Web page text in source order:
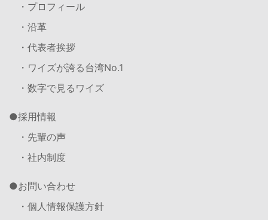
・プロフィール
・沿革
・代表者挨拶
・ワイズが誇る台湾No.1
・数字で見るワイズ
採用情報
・先輩の声
・社内制度
お問い合わせ
・個人情報保護方針